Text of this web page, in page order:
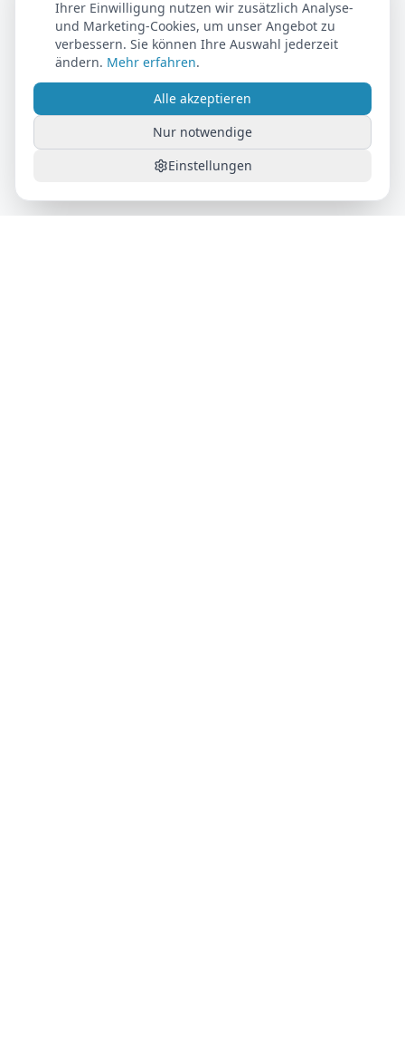
Ihrer Einwilligung nutzen wir zusätzlich Analyse-
und Marketing-Cookies, um unser Angebot zu
verbessern. Sie können Ihre Auswahl jederzeit
ändern. Mehr erfahren.
Einstellungen
Nur notwendige
Alle akzeptieren